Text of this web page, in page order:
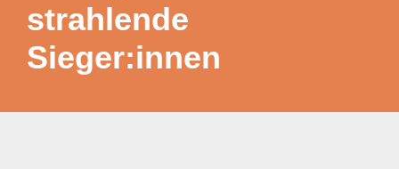
strahlende
Sieger:innen